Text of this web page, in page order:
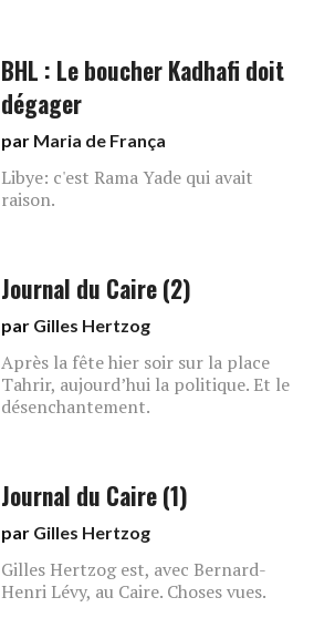
BHL : Le boucher Kadhafi doit
dégager
par Maria de França
Libye: c'est Rama Yade qui avait
raison.
Journal du Caire (2)
par Gilles Hertzog
Après la fête hier soir sur la place
Tahrir, aujourd’hui la politique. Et le
désenchantement.
Journal du Caire (1)
par Gilles Hertzog
Gilles Hertzog est, avec Bernard-
Henri Lévy, au Caire. Choses vues.